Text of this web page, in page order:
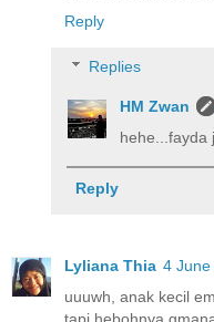
Reply
Replies
HM Zwan
hehe...fayda
Reply
Lyliana Thia 4
uuuwh, anak kecil
tapi hebohnya